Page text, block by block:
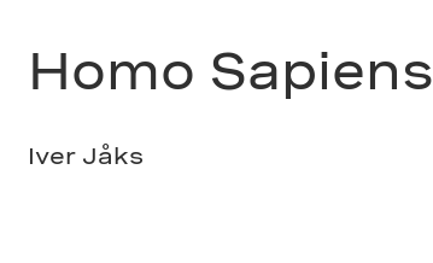
Homo Sapiens
Iver Jåks